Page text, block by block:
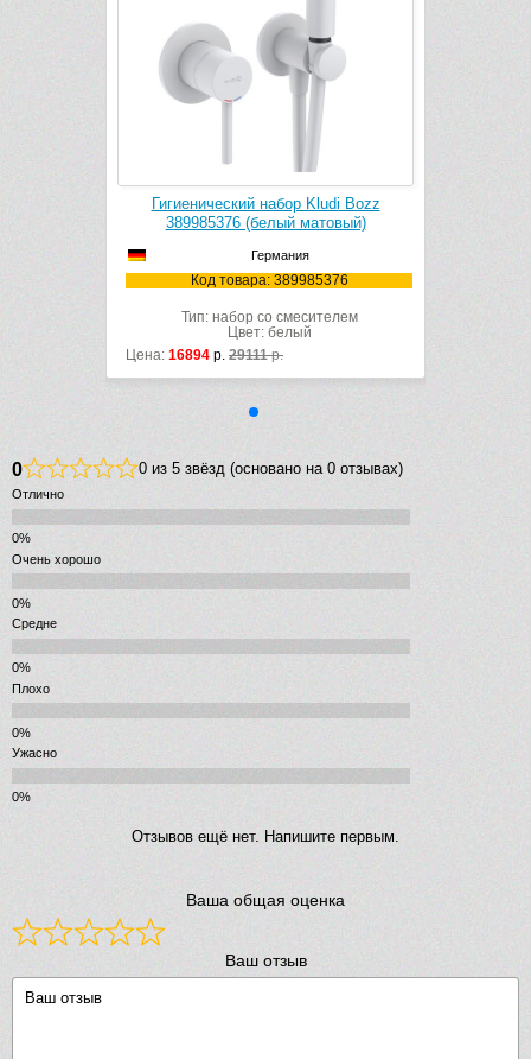
Bozz
Гигиенический набор Kludi Bozz
389985376 (белый матовый)
Германия
Код товара: 389985376
Тип: набор со смесителем
Цвет: белый
Цена: 16894 р. 29111р.
0 0 из 5 звёзд (основано на 0 отзывах)
Отлично
Очень хорошо
Средне
Плохо
Ужасно
Отзывов ещё нет. Напишите первым.
Ваша общая оценка
Ваш отзыв